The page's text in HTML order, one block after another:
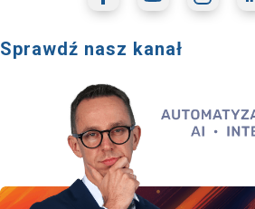
Sprawdź nasz kanał